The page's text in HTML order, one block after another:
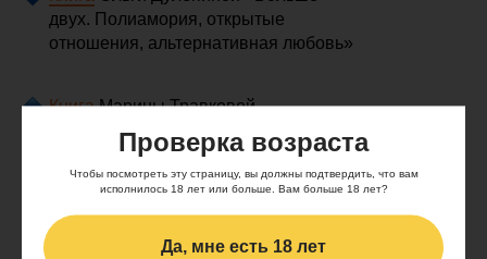
Проверка возраста
Чтобы посмотреть эту страницу, вы должны подтвердить, что вам
исполнилось 18 лет или больше. Вам больше 18 лет?
Да, мне есть 18 лет
двух. Полиамория, открытые
отношения, альтернативная любовь»
КнигаМарины Травковой
«Неверность. Почему любимые
изменяют, стоит ли прощать,
можно ли избежать», глава